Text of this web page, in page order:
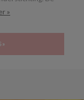
»
»